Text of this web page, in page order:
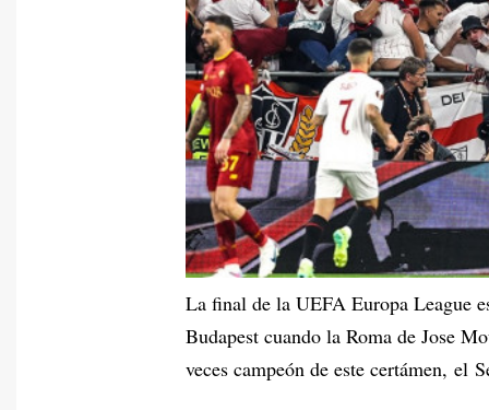
La final de la UEFA Europa League
Budapest cuando la Roma de Jose
veces campeón de este certámen, el